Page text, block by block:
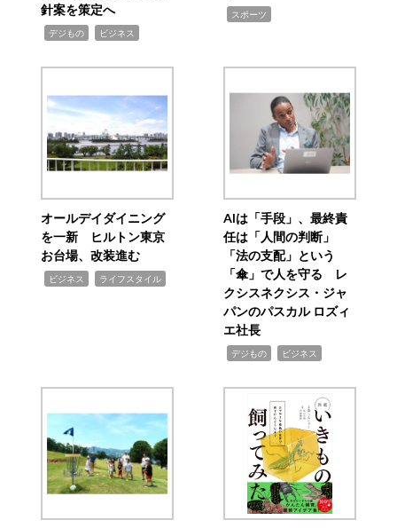
針案を策定へ
デジもの ビジネス
スポーツ
オールデイダイニング
を一新 ヒルトン東京
お台場、改装進む
ビジネス ライフスタイル
AIは「手段」、最終責
任は「人間の判断」
「法の支配」という
「傘」で人を守る レ
クシスネクシス・ジャ
パンのパスカル ロズィ
エ社長
デジもの ビジネス